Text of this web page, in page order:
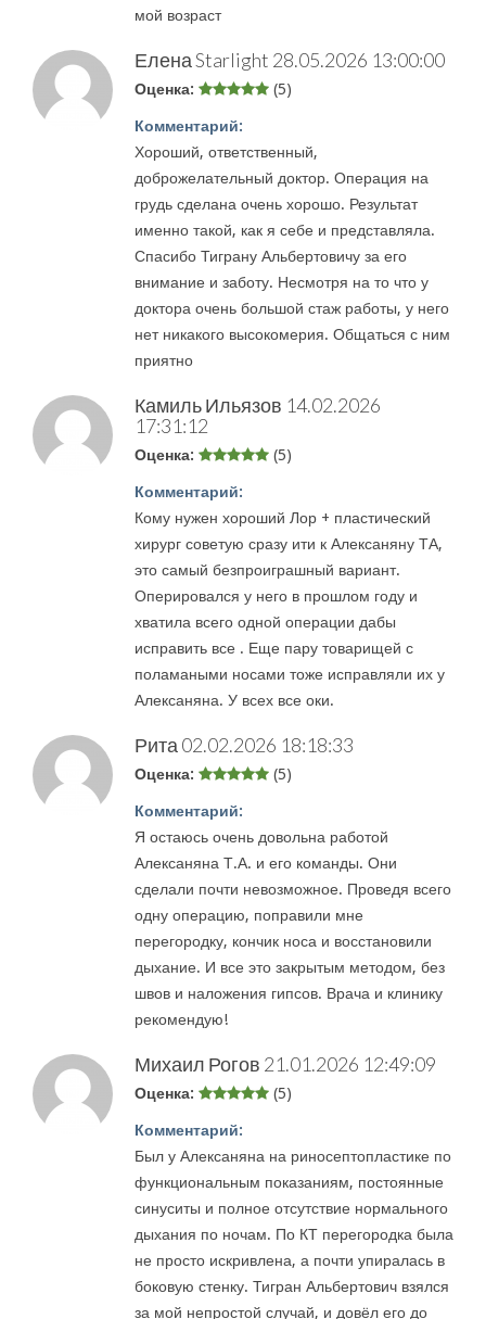
мой возраст
Елена Starlight 28.05.2026 13:00:00
Оценка: (5)
Комментарий:
Хороший, ответственный,
доброжелательный доктор. Операция на
грудь сделана очень хорошо. Результат
именно такой, как я себе и представляла.
Спасибо Тиграну Альбертовичу за его
внимание и заботу. Несмотря на то что у
доктора очень большой стаж работы, у него
нет никакого высокомерия. Общаться с ним
приятно
Камиль Ильязов 14.02.2026
17:31:12
Оценка: (5)
Комментарий:
Кому нужен хороший Лор + пластический
хирург советую сразу ити к Алексаняну ТА,
это самый безпроиграшный вариант.
Оперировался у него в прошлом году и
хватила всего одной операции дабы
исправить все . Еще пару товарищей с
поламаными носами тоже исправляли их у
Алексаняна. У всех все оки.
Рита 02.02.2026 18:18:33
Оценка: (5)
Комментарий:
Я остаюсь очень довольна работой
Алексаняна Т.А. и его команды. Они
сделали почти невозможное. Проведя всего
одну операцию, поправили мне
перегородку, кончик носа и восстановили
дыхание. И все это закрытым методом, без
швов и наложения гипсов. Врача и клинику
рекомендую!
Михаил Рогов 21.01.2026 12:49:09
Оценка: (5)
Комментарий:
Был у Алексаняна на риносептопластике по
функциональным показаниям, постоянные
синуситы и полное отсутствие нормального
дыхания по ночам. По КТ перегородка была
не просто искривлена, а почти упиралась в
боковую стенку. Тигран Альбертович взялся
за мой непростой случай, и довёл его до